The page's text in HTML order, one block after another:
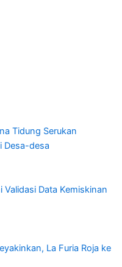
Tidung Serukan
Desa-desa
Validasi Data Kemiskinan
La Furia Roja ke